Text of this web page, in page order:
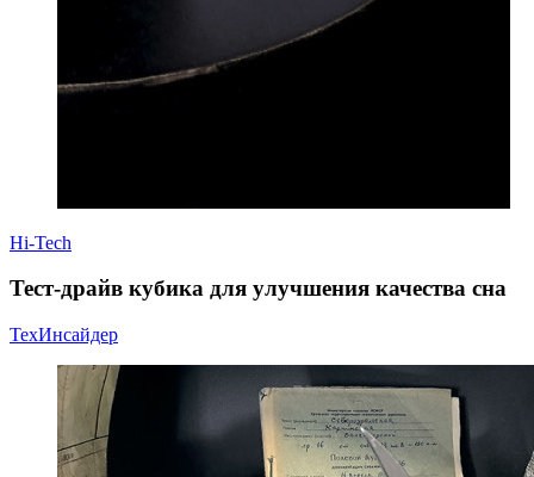
Hi-Tech
Тест-драйв кубика для улучшения качества сна
ТехИнсайдер